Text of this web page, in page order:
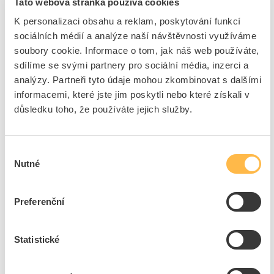
K personalizaci obsahu a reklam, poskytování funkcí
sociálních médií a analýze naší návštěvnosti využíváme
soubory cookie. Informace o tom, jak náš web používáte,
sdílíme se svými partnery pro sociální média, inzerci a
analýzy. Partneři tyto údaje mohou zkombinovat s dalšími
informacemi, které jste jim poskytli nebo které získali v
důsledku toho, že používáte jejich služby.
souhlasu
Nutné
Preferenční
Statistické
Se saněmi pro odpojení N
Ne
Jednotlivý
Průhledné víko / dveře
Se zámkem
Ne
Blok uzemňovacích
svorek
Ano
vodiče
GPSR Details
+
Adresa: Komárovská 2406/57, 193 00 Praha 9 - Horní Počernice,
Česká republika